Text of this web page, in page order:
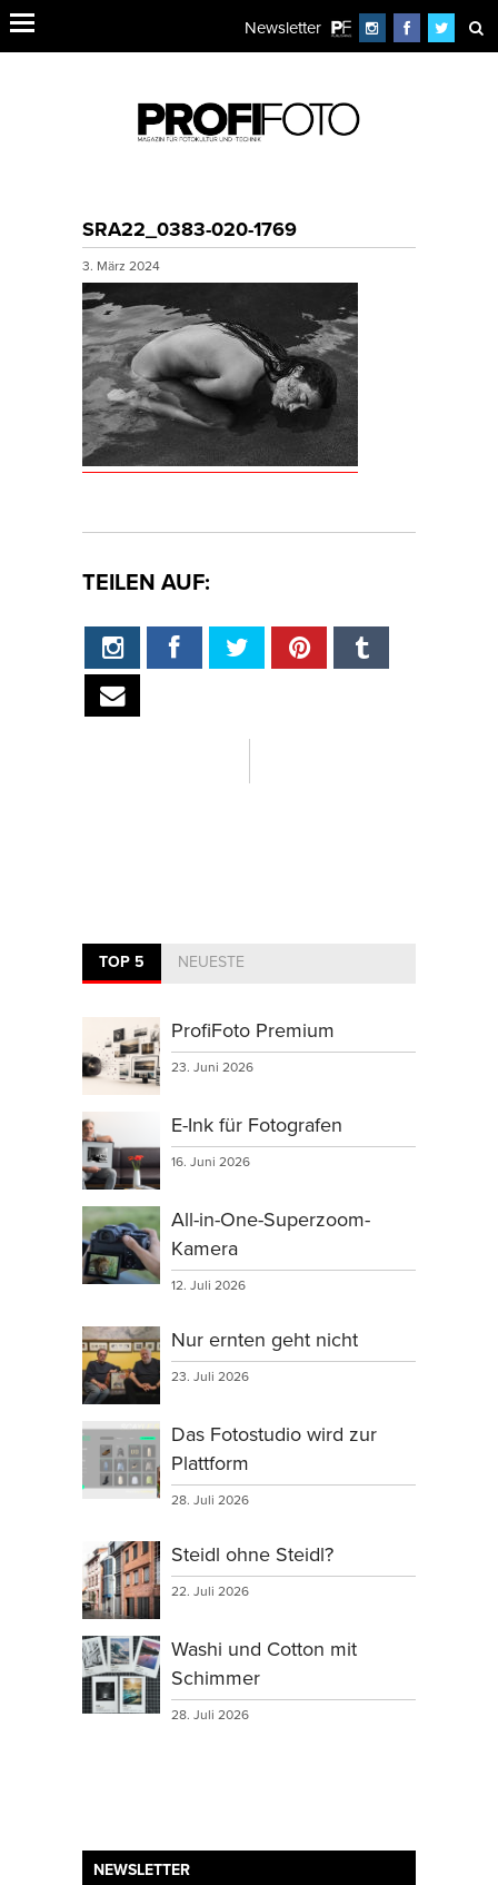
Newsletter
SRA22_0383-020-1769
3. März 2024
TEILEN AUF:
TOP 5 NEUESTE
ProfiFoto Premium
23. Juni 2026
E-Ink für Fotografen
16. Juni 2026
All-in-One-Superzoom-
Kamera
12. Juli 2026
Nur ernten geht nicht
23. Juli 2026
Das Fotostudio wird zur
Plattform
28. Juli 2026
Steidl ohne Steidl?
22. Juli 2026
Washi und Cotton mit
Schimmer
28. Juli 2026
NEWSLETTER